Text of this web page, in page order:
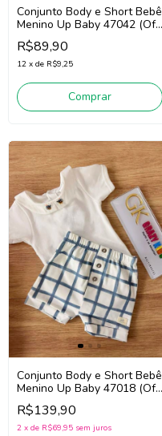
Conjunto Body e Short Bebê
Menino Up Baby 47042 (Off
White)
R$89,90
12 x de R$9,25
Comprar
Conjunto Body e Short Bebê
Menino Up Baby 47018 (Off
White/Azul)
R$139,90
2 x de R$69,95 sem juros